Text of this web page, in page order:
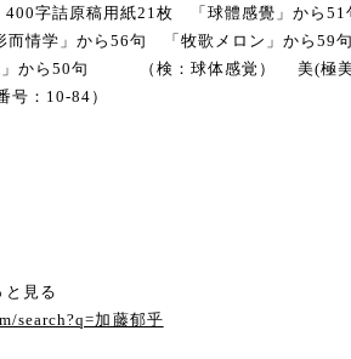
字詰原稿用紙21枚 「球體感覺」から
而情学」から56句 「牧歌メロン」から59
」から50句 （検：球体感覚） 美(極美
：10-84）
見る
search?q=加藤郁乎